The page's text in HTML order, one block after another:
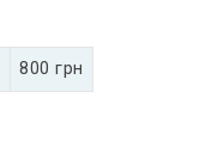
800 грн